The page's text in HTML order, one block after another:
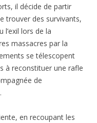
il décide de partir
trouver des survivants,
lors de la
massacres par la
se télescopent
à reconstituer une rafle
de
en recoupant les